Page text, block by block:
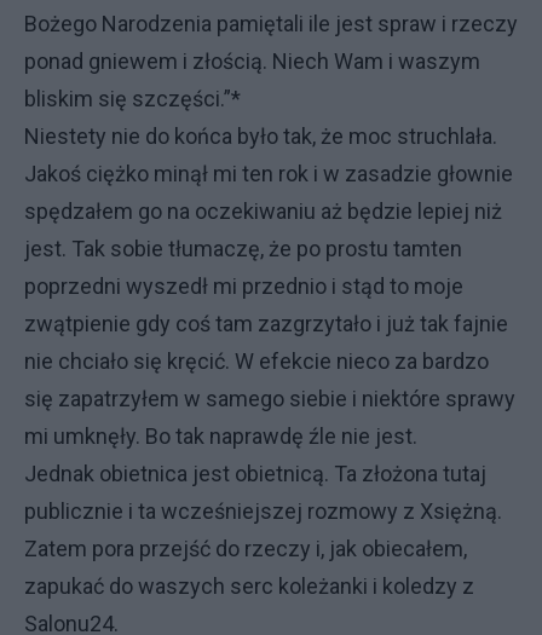
Bożego Narodzenia pamiętali ile jest spraw i rzeczy
ponad gniewem i złością. Niech Wam i waszym
bliskim się szczęści.”*
Niestety nie do końca było tak, że moc struchlała.
Jakoś ciężko minął mi ten rok i w zasadzie głownie
spędzałem go na oczekiwaniu aż będzie lepiej niż
jest. Tak sobie tłumaczę, że po prostu tamten
poprzedni wyszedł mi przednio i stąd to moje
zwątpienie gdy coś tam zazgrzytało i już tak fajnie
nie chciało się kręcić. W efekcie nieco za bardzo
się zapatrzyłem w samego siebie i niektóre sprawy
mi umknęły. Bo tak naprawdę źle nie jest.
Jednak obietnica jest obietnicą. Ta złożona tutaj
publicznie i ta wcześniejszej rozmowy z Xsiężną.
Zatem pora przejść do rzeczy i, jak obiecałem,
zapukać do waszych serc koleżanki i koledzy z
Salonu24.